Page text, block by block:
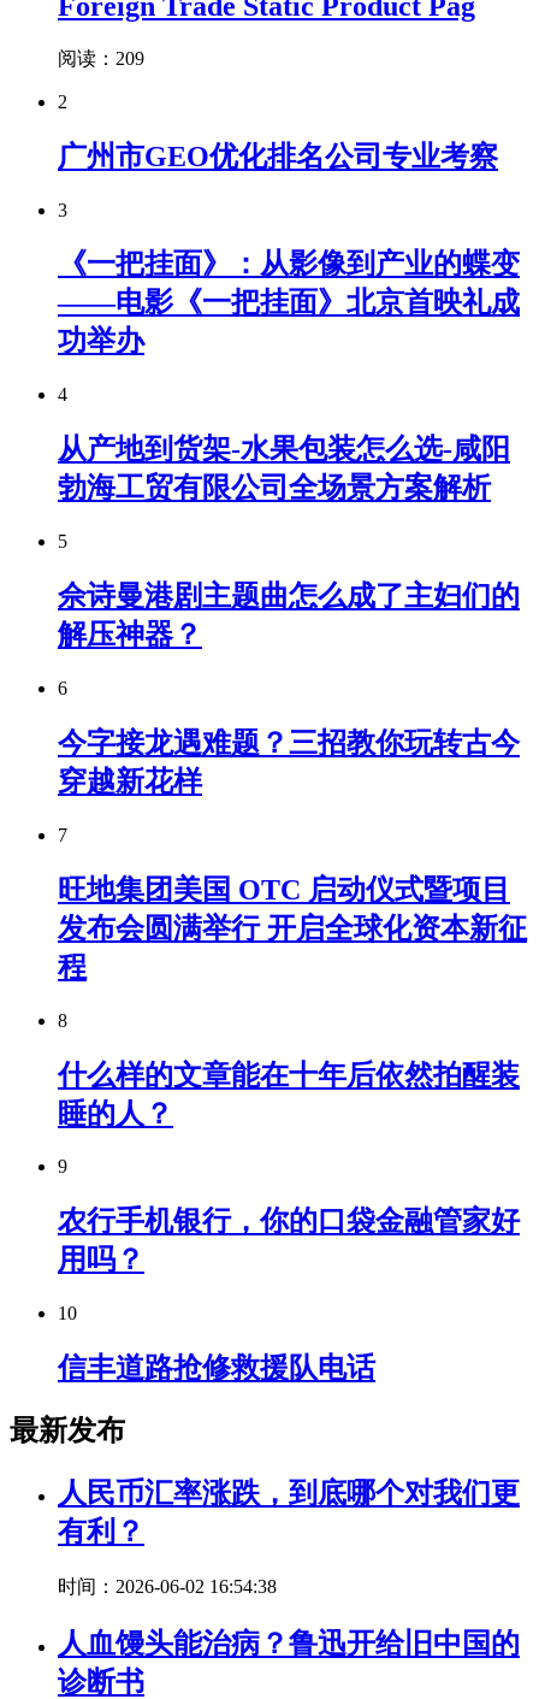
阅读：209
2
广州市GEO优化排名公司专业考察
3
《一把挂面》：从影像到产业的蝶变
——电影《一把挂面》北京首映礼成
功举办
4
从产地到货架-水果包装怎么选-咸阳
勃海工贸有限公司全场景方案解析
5
佘诗曼港剧主题曲怎么成了主妇们的
解压神器？
6
今字接龙遇难题？三招教你玩转古今
穿越新花样
7
旺地集团美国 OTC 启动仪式暨项目
发布会圆满举行 开启全球化资本新征
程
8
什么样的文章能在十年后依然拍醒装
睡的人？
9
农行手机银行，你的口袋金融管家好
用吗？
10
信丰道路抢修救援队电话
最新发布
人民币汇率涨跌，到底哪个对我们更
有利？
时间：2026-06-02 16:54:38
人血馒头能治病？鲁迅开给旧中国的
诊断书